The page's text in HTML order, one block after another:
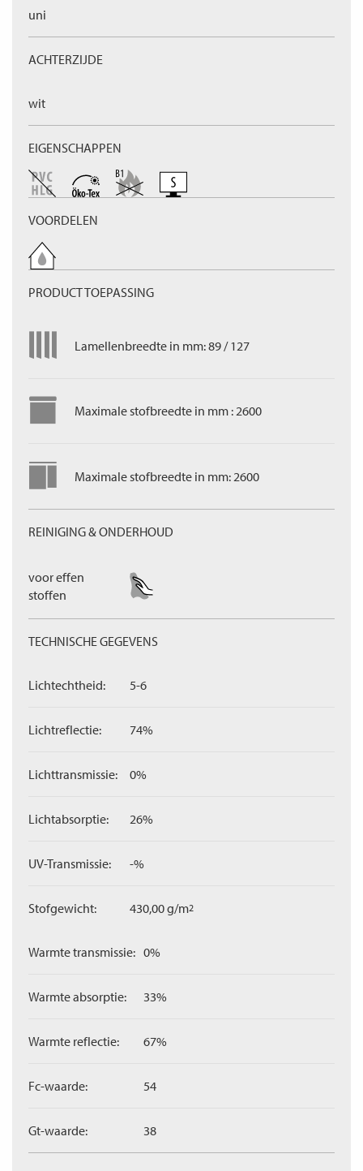
uni
ACHTERZIJDE
wit
EIGENSCHAPPEN
VOORDELEN
PRODUCT TOEPASSING
Lamellenbreedte in mm: 89 / 127
Maximale stofbreedte in mm : 2600
Maximale stofbreedte in mm: 2600
REINIGING & ONDERHOUD
voor effen
stoffen
TECHNISCHE GEGEVENS
Lichtechtheid: 5-6
Lichtreflectie: 74%
Lichttransmissie: 0%
Lichtabsorptie: 26%
UV-Transmissie: -%
Stofgewicht: 430,00 g/m2
Warmte transmissie: 0%
Warmte absorptie: 33%
Warmte reflectie: 67%
Fc-waarde: 54
Gt-waarde: 38